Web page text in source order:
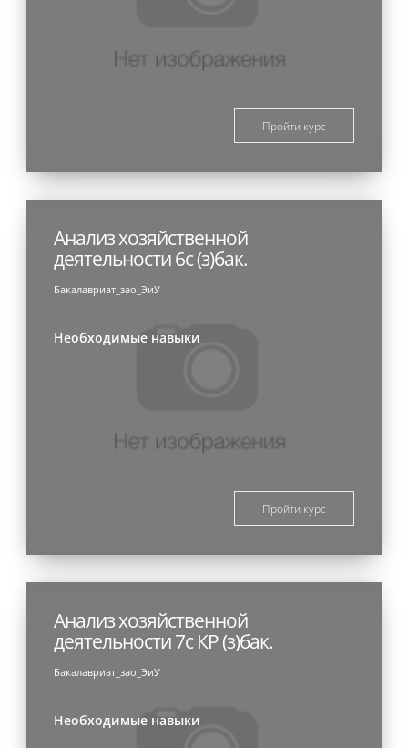
Пройти курс
Анализ хозяйственной
деятельности 6с (з)бак.
Бакалавриат_зао_ЭиУ
Необходимые навыки
Пройти курс
Анализ хозяйственной
деятельности 7с КР (з)бак.
Бакалавриат_зао_ЭиУ
Необходимые навыки